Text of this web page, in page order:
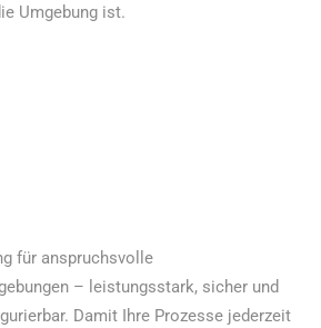
Umgebung ist.
für anspruchsvolle
– leistungsstark, sicher und
Damit Ihre Prozesse jederzeit